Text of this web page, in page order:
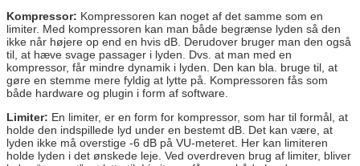
Kompressor: Kompressoren kan noget af det samme som en
limiter. Med kompressoren kan man både begrænse lyden så den
ikke når højere op end en hvis dB. Derudover bruger man den også
til, at hæve svage passager i lyden. Dvs. at man med en
kompressor, får mindre dynamik i lyden. Den kan bla. bruge til, at
gøre en stemme mere fyldig at lytte på. Kompressoren fås som
både hardware og plugin i form af software.
Limiter: En limiter, er en form for kompressor, som har til formål, at
holde den indspillede lyd under en bestemt dB. Det kan være, at
lyden ikke må overstige -6 dB på VU-meteret. Her kan limiteren
holde lyden i det ønskede leje. Ved overdreven brug af limiter, bliver